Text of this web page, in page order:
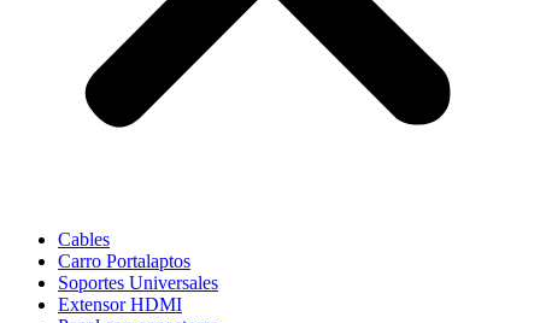
Cables
Carro Portalaptos
Soportes Universales
Extensor HDMI